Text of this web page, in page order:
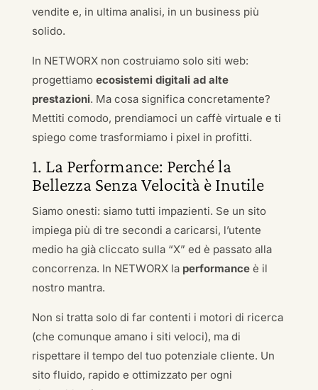
vendite e, in ultima analisi, in un business più
solido.
In NETWORX non costruiamo solo siti web:
progettiamo ecosistemi digitali ad alte
prestazioni. Ma cosa significa concretamente?
Mettiti comodo, prendiamoci un caffè virtuale e ti
spiego come trasformiamo i pixel in profitti.
1. La Performance: Perché la
Bellezza Senza Velocità è Inutile
Siamo onesti: siamo tutti impazienti. Se un sito
impiega più di tre secondi a caricarsi, l’utente
medio ha già cliccato sulla “X” ed è passato alla
concorrenza. In NETWORX la performanceè il
nostro mantra.
Non si tratta solo di far contenti i motori di ricerca
(che comunque amano i siti veloci), ma di
rispettare il tempo del tuo potenziale cliente. Un
sito fluido, rapido e ottimizzato per ogni